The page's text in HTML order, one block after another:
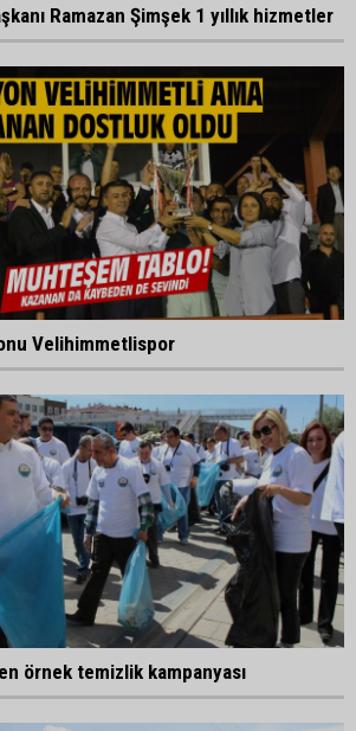
Ramazan Şimşek 1 yıllık hizmetler
Velihimmetlispor
örnek temizlik kampanyası